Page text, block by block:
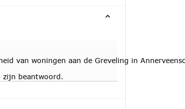
van woningen aan de Greveling in
zijn beantwoord.